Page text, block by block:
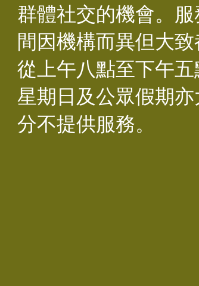
群體社交的機會。服
間因機構而異但大致
從上午八點至下午五
星期日及公眾假期亦
分不提供服務。